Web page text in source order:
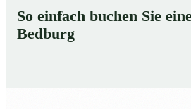
So einfach buchen Sie
Bedburg